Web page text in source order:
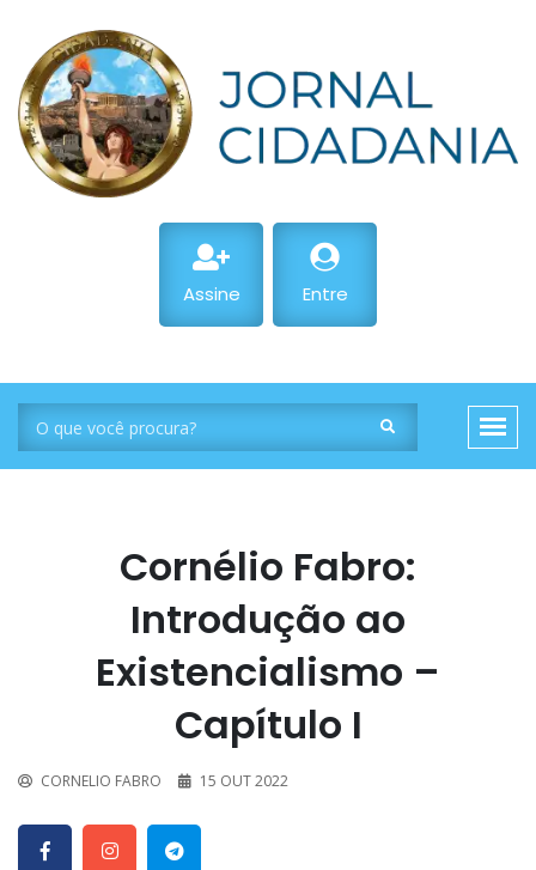
Assine Entre
Cornélio Fabro:
Introdução ao
Existencialismo –
Capítulo I
CORNELIO FABRO 15 OUT 2022